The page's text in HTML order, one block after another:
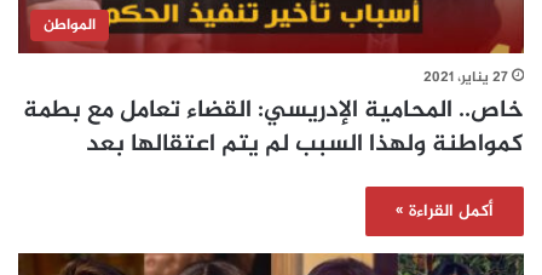
المواطن
27 يناير، 2021
خاص.. المحامية الإدريسي: القضاء تعامل مع بطمة
كمواطنة ولهذا السبب لم يتم اعتقالها بعد
أكمل القراءة »